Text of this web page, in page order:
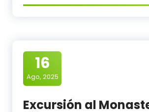
16
Ago, 2025
Excursión al